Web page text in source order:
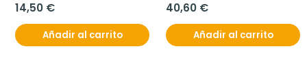
14,50 €
Añadir al carrito
40,60 €
Añadir al carrito